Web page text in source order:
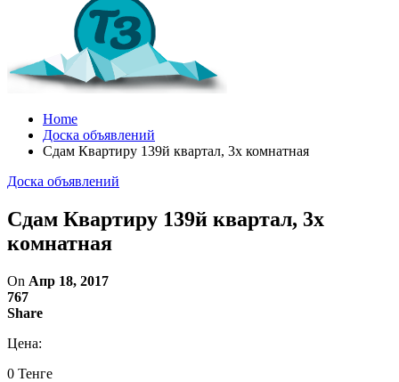
Home
Доска объявлений
Сдам Квартиру 139й квартал, 3х комнатная
Доска объявлений
Сдам Квартиру 139й квартал, 3х
комнатная
On Апр 18, 2017
767
Share
Цена:
0 Тенге